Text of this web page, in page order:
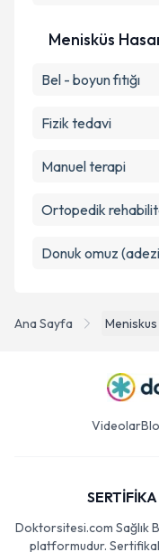
Ana Sayfa
Menisküs
Bel - boyun fıtığı
Fizik tedavi
Manuel terapi
Ortopedik
Donuk omuz
Videolar
Doktorsitesi.com Sağlık
platformudur.